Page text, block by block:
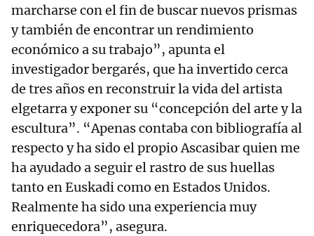
marcharse con el fin de buscar nuevos prismas
y también de encontrar un rendimiento
económico a su trabajo”, apunta el
investigador bergarés, que ha invertido cerca
de tres años en reconstruir la vida del artista
elgetarra y exponer su “concepción del arte y la
escultura”. “Apenas contaba con bibliografía al
respecto y ha sido el propio Ascasibar quien me
ha ayudado a seguir el rastro de sus huellas
tanto en Euskadi como en Estados Unidos.
Realmente ha sido una experiencia muy
enriquecedora”, asegura.